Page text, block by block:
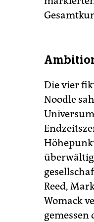
Die vier
Noodle
Reed,
Womack
gemessen